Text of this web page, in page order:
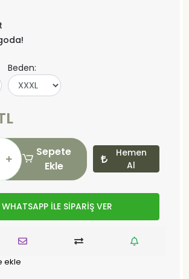
Beden:
Sepete
Ekle
Hemen
Al
WHATSAPP İLE SİPARİŞ VER
ekle